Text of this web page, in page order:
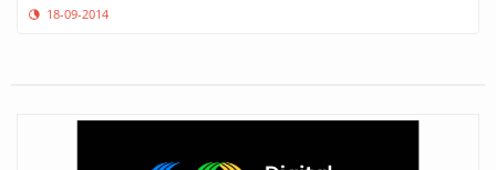
18-09-2014